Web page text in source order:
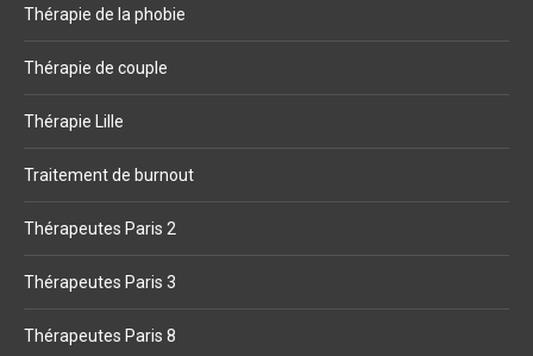
Thérapie de la phobie
Thérapie de couple
Thérapie Lille
Traitement de burnout
Thérapeutes Paris 2
Thérapeutes Paris 3
Thérapeutes Paris 8